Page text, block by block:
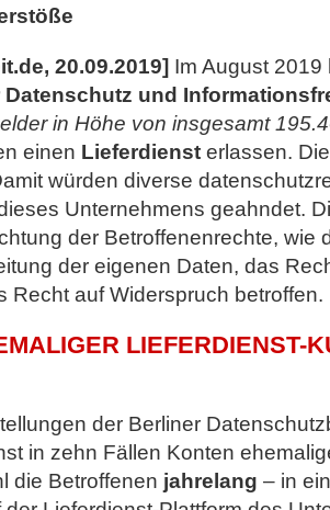
20.09.2019] Im August
Datenschutz und
in Höhe von insgesamt
einen Lieferdienst erlassen.
würden diverse
Unternehmens geahndet.
der Betroffenenrechte, wie
der eigenen Daten, das
Recht auf Widerspruch betroffen.
LIEFERDIENST-
der Berliner
in zehn Fällen Konten
die Betroffenen jahrelang – in